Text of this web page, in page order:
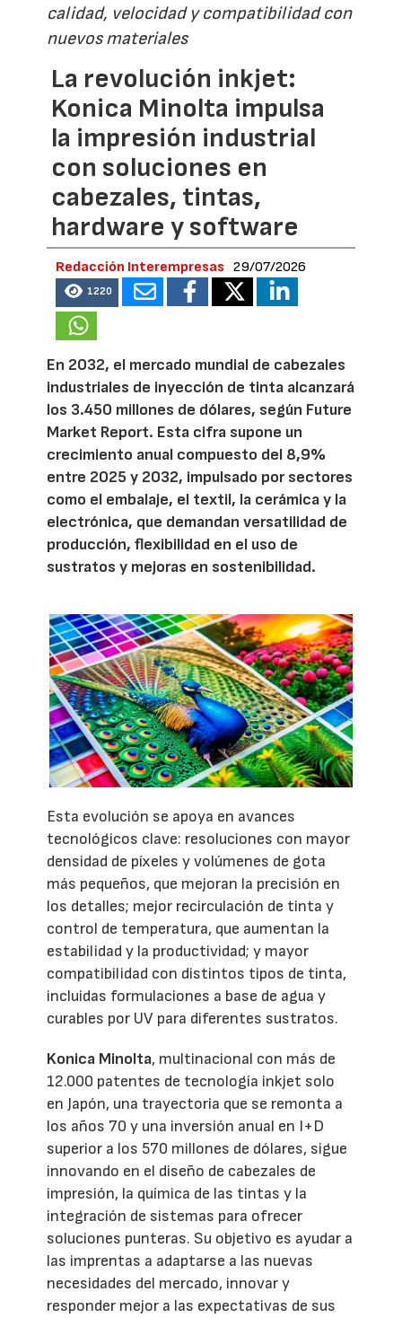
calidad, velocidad y compatibilidad con
nuevos materiales
La revolución inkjet:
Konica Minolta impulsa
la impresión industrial
con soluciones en
cabezales, tintas,
hardware y software
Redacción Interempresas 29/07/2026
1220
En 2032, el mercado mundial de cabezales
industriales de inyección de tinta alcanzará
los 3.450 millones de dólares, según Future
Market Report. Esta cifra supone un
crecimiento anual compuesto del 8,9%
entre 2025 y 2032, impulsado por sectores
como el embalaje, el textil, la cerámica y la
electrónica, que demandan versatilidad de
producción, flexibilidad en el uso de
sustratos y mejoras en sostenibilidad.
Esta evolución se apoya en avances
tecnológicos clave: resoluciones con mayor
densidad de píxeles y volúmenes de gota
más pequeños, que mejoran la precisión en
los detalles; mejor recirculación de tinta y
control de temperatura, que aumentan la
estabilidad y la productividad; y mayor
compatibilidad con distintos tipos de tinta,
incluidas formulaciones a base de agua y
curables por UV para diferentes sustratos.
Konica Minolta, multinacional con más de
12.000 patentes de tecnología inkjet solo
en Japón, una trayectoria que se remonta a
los años 70 y una inversión anual en I+D
superior a los 570 millones de dólares, sigue
innovando en el diseño de cabezales de
impresión, la química de las tintas y la
integración de sistemas para ofrecer
soluciones punteras. Su objetivo es ayudar a
las imprentas a adaptarse a las nuevas
necesidades del mercado, innovar y
responder mejor a las expectativas de sus